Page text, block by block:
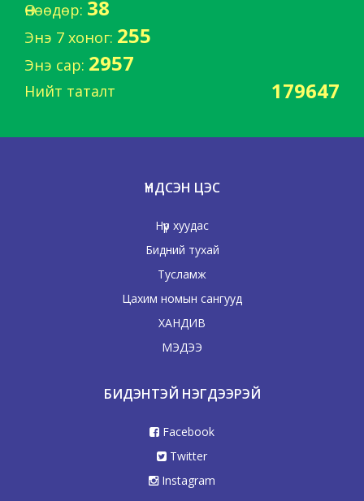
Өнөөдөр: 38
Энэ 7 хоног: 255
Энэ сар: 2957
Нийт таталт 179647
ҮНДСЭН ЦЭС
Нүүр хуудас
Бидний тухай
Тусламж
Цахим номын сангууд
ХАНДИВ
МЭДЭЭ
БИДЭНТЭЙ НЭГДЭЭРЭЙ
Facebook
Twitter
Instagram